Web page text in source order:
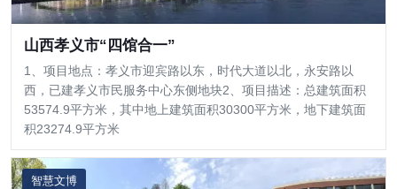
山西孝义市“四馆合一”
1、项目地点：孝义市迎宾路以东，时代大道以北，永安路以
西，已建孝义市民服务中心东侧地块2、项目描述：总建筑面积
53574.9平方米，其中地上建筑面积30300平方米，地下建筑面
积23274.9平方米
智慧文博